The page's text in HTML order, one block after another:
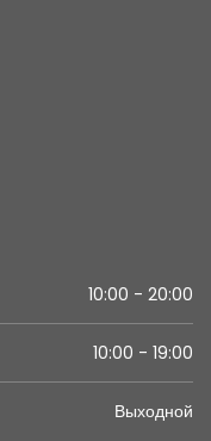
10:00 - 20:00
10:00 - 19:00
Выходной